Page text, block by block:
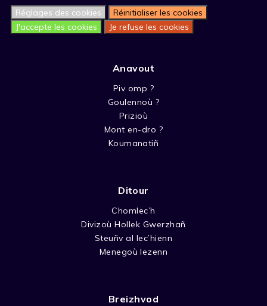
Réglages des cookies
Réinitialiser les cookies
J'accepte les cookies
Je refuse les cookies
Anavout
Piv omp ?
Goulennoù ?
Prizioù
Mont en-dro ?
Koumanatiñ
Ditour
Chomlec’h
Divizoù Hollek Gwerzhañ
Steuñv al lec’hienn
Menegoù lezenn
Breizhvod